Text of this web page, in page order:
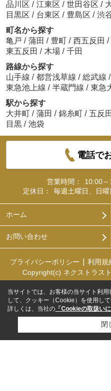
品川区 / 江東区 / 世田谷区 /
目黒区 / 台東区 / 豊島区 / 渋
町名から探す
亀戸 / 蒲田 / 豊町 / 西五反田 /
東五反田 / 木場 / 千田
路線から探す
山手線 / 都営浅草線 / 総武線 /
東急池上線 / 半蔵門線 / 東急
駅から探す
大井町 / 蒲田 / 錦糸町 / 五反田
目黒 / 池袋
電話で
営業時間：
10:00
定休日：
毎週土曜日、日
ホーム
お問い合わせ
プライバシーポリシー 利用規
Copyright(c) ネクストラス
当サイトでは、お客様の当サイト利
して、クッキー（Cookie）を使用して
詳しくは、当社の 「Cookieの取扱い
閉